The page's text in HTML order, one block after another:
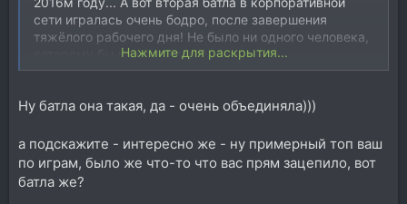
сети игралась очень бодро, после завершения
тяжёлого рабочего дня! Не было ни одного человека,
которому бы не нравилось)Нажмите для раскрытия...
Ну батла она такая, да - очень объединяла)))
а подскажите - интересно же - ну примерный топ ваш
по играм, было же что-то что вас прям зацепило, вот
батла же?